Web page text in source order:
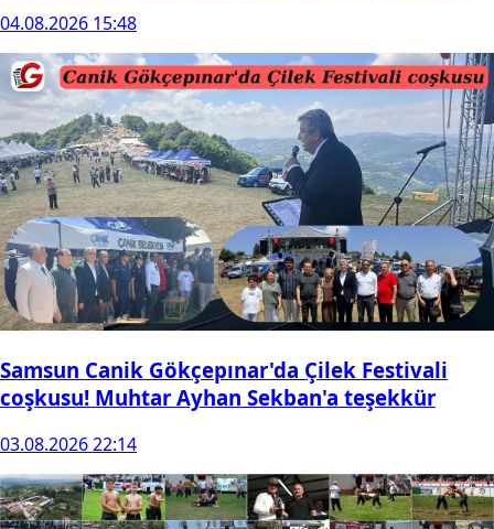
04.08.2026 15:48
Samsun Canik Gökçepınar'da Çilek Festivali
coşkusu! Muhtar Ayhan Sekban'a teşekkür
03.08.2026 22:14